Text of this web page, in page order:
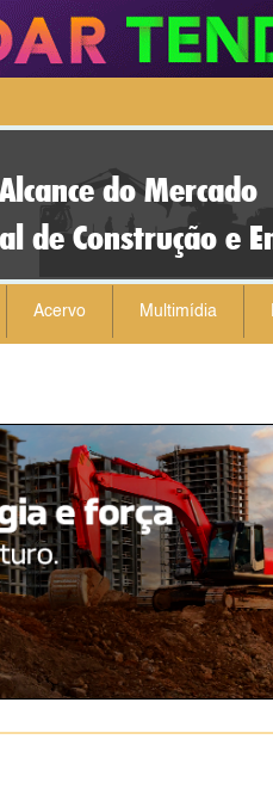
do Mercado
de Construção e
Acervo Multimídia